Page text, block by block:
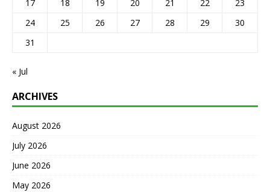
17
18 19 20 21 22
23
24
25 26 27 28 29
30
31
« Jul
ARCHIVES
August 2026
July 2026
June 2026
May 2026